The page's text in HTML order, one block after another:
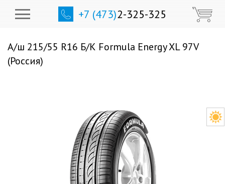
+7 (473)2-325-325
А/ш 215/55 R16 Б/К Formula Energy XL 97V
(Россия)